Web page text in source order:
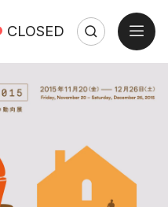
CLOSED SearchSearch:
Close
open